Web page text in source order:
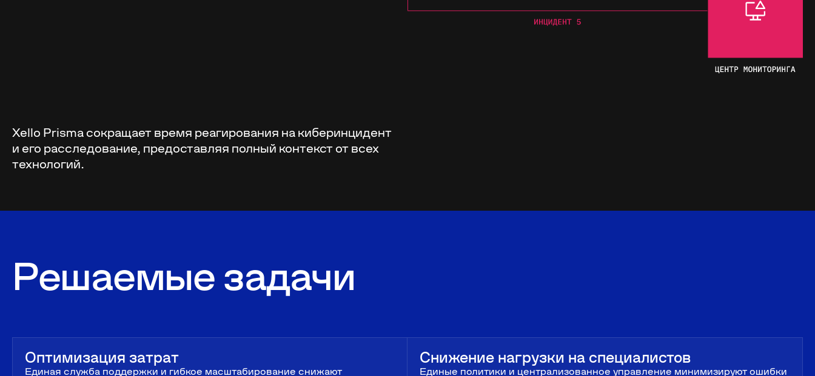
Xello Prisma сокращает время реагирования на киберинцидент
и его расследование, предоставляя полный контекст от всех
технологий.
Решаемые задачи
Оптимизация затрат
Единая служба поддержки и гибкое масштабирование снижают
Снижение нагрузки на специалистов
Единые политики и централизованное управление минимизируют ошибки